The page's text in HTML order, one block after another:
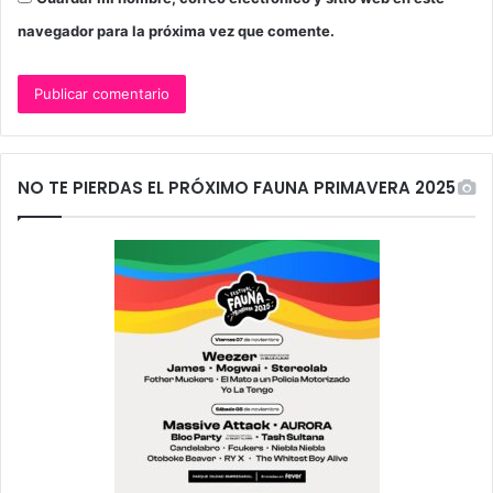
navegador para la próxima vez que comente.
NO TE PIERDAS EL PRÓXIMO FAUNA PRIMAVERA 2025